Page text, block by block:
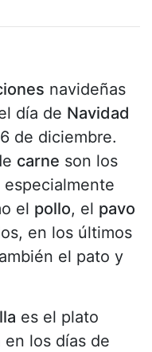
navideñas
día de Navidad
de diciembre.
carne son los
el pollo, el pavo
en los últimos
el pato y
es el plato
los días de